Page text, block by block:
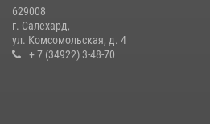
14 июля 2026, 06:53
629008
г. Салехард,
ул. Комсомольская, д. 4
+ 7 (34922) 3-48-70